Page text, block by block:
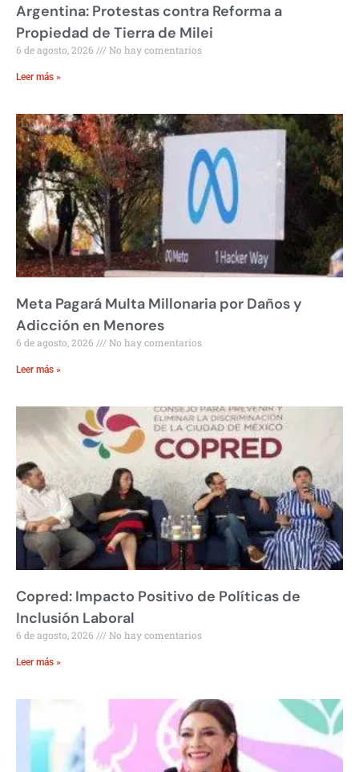
Argentina: Protestas contra Reforma a
Propiedad de Tierra de Milei
6 de agosto, 2026 No hay comentarios
Leer más »
Meta Pagará Multa Millonaria por Daños y
Adicción en Menores
6 de agosto, 2026 No hay comentarios
Leer más »
Copred: Impacto Positivo de Políticas de
Inclusión Laboral
6 de agosto, 2026 No hay comentarios
Leer más »